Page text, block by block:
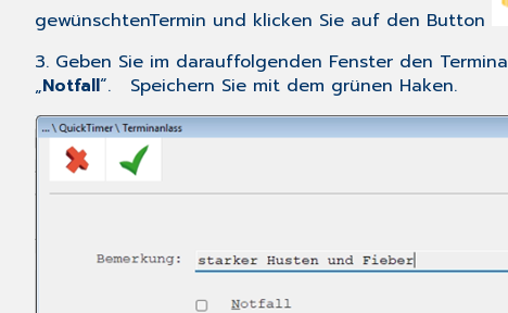
gewünschtenTermin und klicken Sie auf den Button
3. Geben Sie im darauffolgenden Fenster den
„Notfall“. Speichern Sie mit dem grünen Haken.